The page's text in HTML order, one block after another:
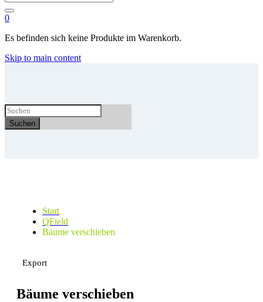
0
Es befinden sich keine Produkte im Warenkorb.
Skip to main content
Suchen
Start
QField
Bäume verschieben
Export
Bäume verschieben